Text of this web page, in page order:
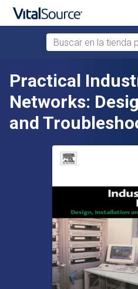
Saltar al contenido principal
Buscar en la tienda
Practical
Networks:
and